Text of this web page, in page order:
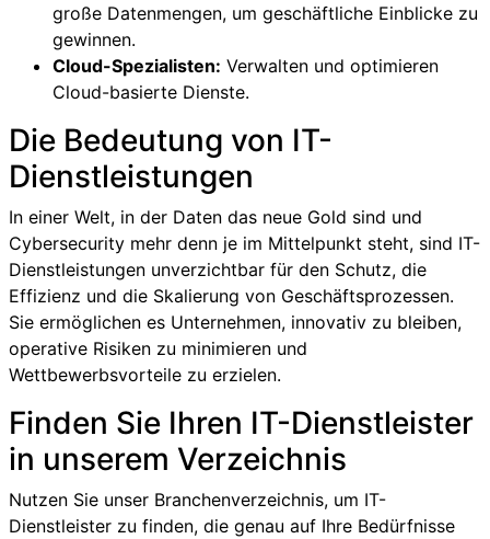
große Datenmengen, um geschäftliche Einblicke zu
gewinnen.
Cloud-Spezialisten: Verwalten und optimieren
Cloud-basierte Dienste.
Die Bedeutung von IT-
Dienstleistungen
In einer Welt, in der Daten das neue Gold sind und
Cybersecurity mehr denn je im Mittelpunkt steht, sind IT-
Dienstleistungen unverzichtbar für den Schutz, die
Effizienz und die Skalierung von Geschäftsprozessen.
Sie ermöglichen es Unternehmen, innovativ zu bleiben,
operative Risiken zu minimieren und
Wettbewerbsvorteile zu erzielen.
Finden Sie Ihren IT-Dienstleister
in unserem Verzeichnis
Nutzen Sie unser Branchenverzeichnis, um IT-
Dienstleister zu finden, die genau auf Ihre Bedürfnisse